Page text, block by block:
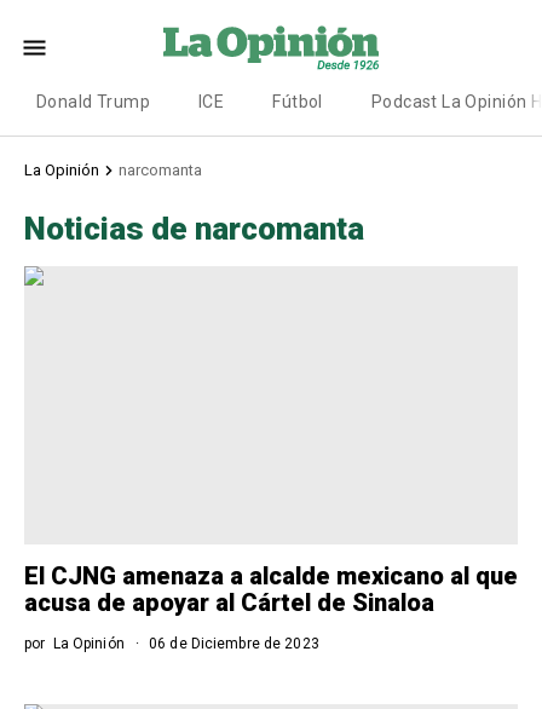
Donald Trump ICE Fútbol Podcast La Opinión
La Opinión narcomanta
Noticias de narcomanta
El CJNG amenaza a alcalde mexicano al que
acusa de apoyar al Cártel de Sinaloa
por La Opinión 06 de Diciembre de 2023